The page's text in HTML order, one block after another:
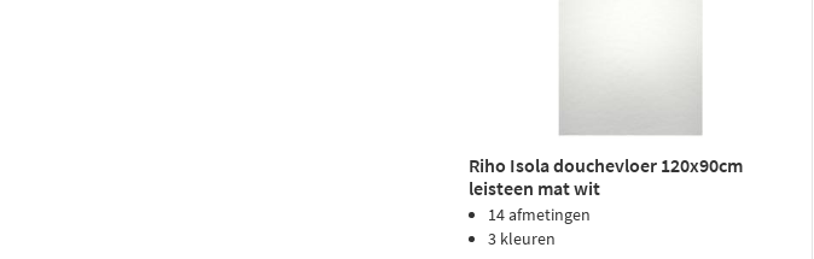
Riho Isola douchevloer 120x90cm
leisteen mat wit
14 afmetingen
3 kleuren